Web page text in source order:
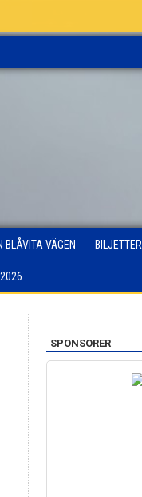
BLÅVITA VÄGEN BILJETTER
SPONSORER